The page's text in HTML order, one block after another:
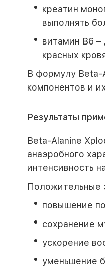
креатин
выполнять
витамин В6 –
красных
В формулу Beta-
компонентов и
Результаты
Beta-Alanine
анаэробного
интенсивность
Положительные
повышение
сохранение
ускорение
уменьшение